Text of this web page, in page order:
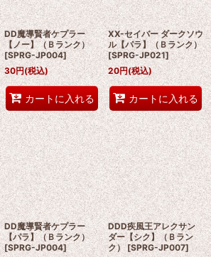
DD魔導賢者ケプラー
【ノー】（Ｂランク）
[SPRG-JP004]
30円(税込)
カートに入れる
XX-セイバー ダークソウ
ル【パラ】（Ｂランク）
[SPRG-JP021]
20円(税込)
カートに入れる
DD魔導賢者ケプラー
【パラ】（Ｂランク）
[SPRG-JP004]
DDD疾風王アレクサン
ダー【シク】（Ｂラン
ク） [SPRG-JP007]